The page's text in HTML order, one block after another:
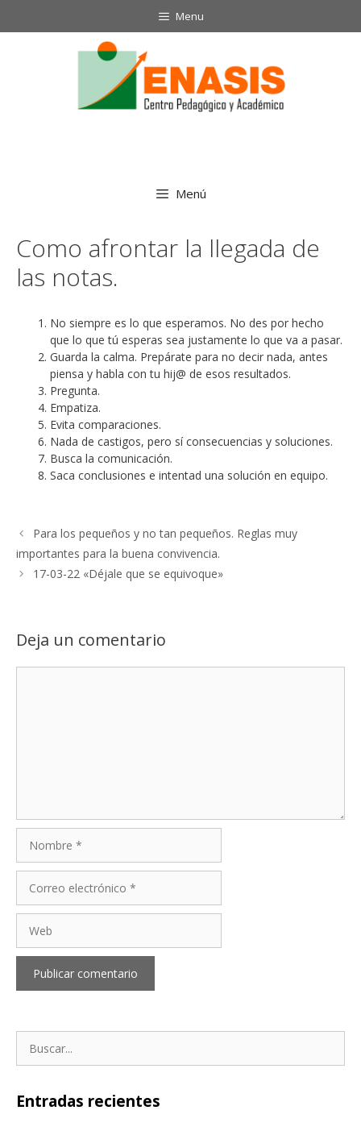
Menu
Menú
Como afrontar la llegada de
las notas.
No siempre es lo que esperamos. No des por hecho
que lo que tú esperas sea justamente lo que va a pasar.
Guarda la calma. Prepárate para no decir nada, antes
piensa y habla con tu hij@ de esos resultados.
Pregunta.
Empatiza.
Evita comparaciones.
Nada de castigos, pero sí consecuencias y soluciones.
Busca la comunicación.
Saca conclusiones e intentad una solución en equipo.
Para los pequeños y no tan pequeños. Reglas muy
importantes para la buena convivencia.
17-03-22 «Déjale que se equivoque»
Deja un comentario
electrónico
Entradas recientes